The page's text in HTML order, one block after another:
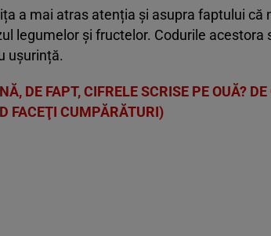
a mai atras atenția și asupra faptului că
legumelor și fructelor. Codurile acestora
ușurință.
DE FAPT, CIFRELE SCRISE PE OUĂ?
FACEŢI CUMPĂRĂTURI)